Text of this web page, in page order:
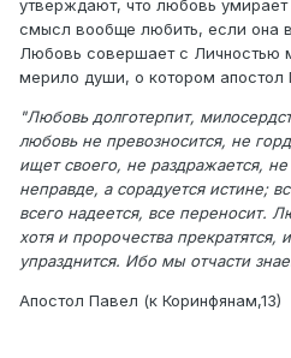
утверждают, что любовь умирает
смысл вообще любить, если она
Любовь совершает с Личностью
мерило души, о котором апостол
"Любовь долготерпит,
любовь не превозносится, не
ищет своего, не раздражается,
неправде, а сорадуется истине;
всего надеется, все переносит.
хотя и пророчества прекратятся,
упразднится. Ибо мы отчасти
Апостол Павел (к Коринфянам,13)